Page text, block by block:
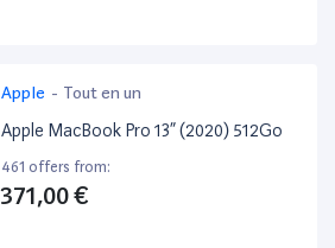
Apple - Tout en un
Apple MacBook Pro 13” (2020) 512Go
461 offers from:
371,00 €